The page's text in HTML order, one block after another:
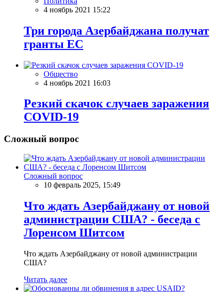
4 ноябрь 2021 15:22
Три города Азербайджана получат
гранты ЕС
Общество
4 ноябрь 2021 16:03
Резкий скачок случаев заражения
COVID-19
Сложный вопрос
Сложный вопрос
10 февраль 2025, 15:49
Что ждать Азербайджану от новой
администрации США? - беседа с
Лоренсом Шитсом
Что ждать Азербайджану от новой администрации
США?
Читать далее